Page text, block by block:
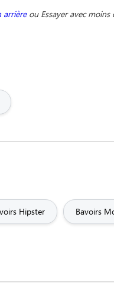
arrière ou Essayer avec
Hipster Bavoirs